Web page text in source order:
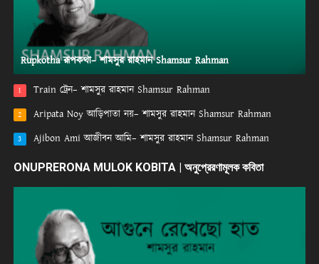
Rupkotha রূপকথা– শামসুর রাহমান Shamsur Rahman
1 Train ট্রেন– শামসুর রাহমান Shamsur Rahman
2 Aripata Noy আড়িপাতা নয়– শামসুর রাহমান Shamsur Rahman
3 Ajibon Ami আজীবন আমি– শামসুর রাহমান Shamsur Rahman
ONUPRERONA MULOK KOBITA | অনুপ্রেরণামূলক কবিতা